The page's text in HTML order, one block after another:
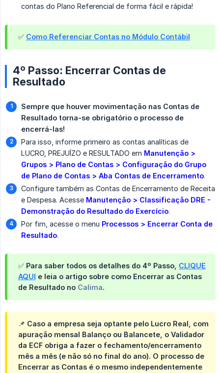
contas do Plano Referencial de forma fácil e rápida!
✅ Como Referenciar Contas no Módulo Contábil
4º Passo: Encerrar Contas de
Resultado
Sempre que houver movimentação nas Contas de
Resultado torna-se obrigatório o processo de
encerrá-las!
Para isso, informe primeiro as contas analíticas de
LUCRO, PREJUÍZO e RESULTADO em Manutenção >
Grupos > Plano de Contas > Configuração do Grupo
de Plano de Contas > Aba Contas de Encerramento.
Configure também as Contas de Encerramento de Receita
e Despesa. Acesse Manutenção > Classificação DRE -
Demonstração do Resultado do Exercício.
Por fim, acesse o menu Processos > Encerrar Conta de
Resultado.
✅ Para saber todos os detalhes do 4º Passo, CLIQUE
AQUI e leia o artigo sobre como Encerrar as Contas
de Resultado no Calima.
📌 Caso a empresa seja optante pelo Lucro Real, com
apuração mensal Balanço ou Balancete, o Validador
da ECF obriga a fazer o fechamento/encerramento
mês a mês (e não só no final do ano). O processo de
Encerrar as Contas é o mesmo independentemente